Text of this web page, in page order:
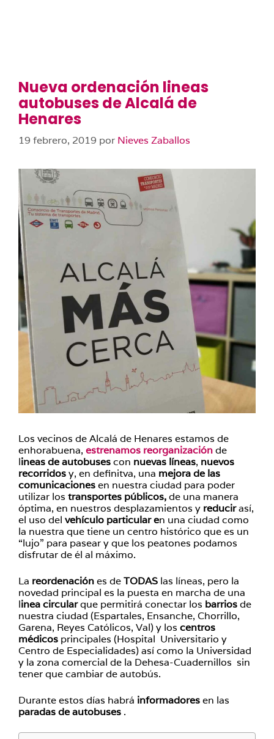
Nueva ordenación lineas
autobuses de Alcalá de
Henares
19 febrero, 2019 por Nieves Zaballos
Los vecinos de Alcalá de Henares estamos de
enhorabuena, estrenamos reorganizaciónde
lineas de autobusescon nuevas líneas, nuevos
recorridosy, en definitva, una mejora de las
comunicacionesen nuestra ciudad para poder
utilizar los transportes públicos,de una manera
óptima, en nuestros desplazamientos y reducirasí,
el uso del vehículo particular en una ciudad como
la nuestra que tiene un centro histórico que es un
“lujo” para pasear y que los peatones podamos
disfrutar de él al máximo.
La reordenaciónes deTODAS las líneas, pero la
novedad principal es la puesta en marcha de una
linea circularque permitirá conectar los barriosde
nuestra ciudad (Espartales, Ensanche, Chorrillo,
Garena, Reyes Católicos, Val) y los centros
médicos principales (Hospital Universitario y
Centro de Especialidades) así como la Universidad
y la zona comercial de la Dehesa-Cuadernillos sin
tener que cambiar de autobús.
Durante estos días habrá informadoresen las
paradas de autobuses .